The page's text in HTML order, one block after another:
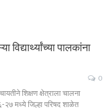
पालकांना
0
शिक्षण क्षेत्राला चालना
२७ मध्ये जिल्हा परिषद शाळेत